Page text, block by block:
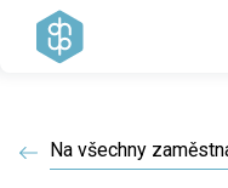
Vedení ústavu
Výzkum
Na všechny